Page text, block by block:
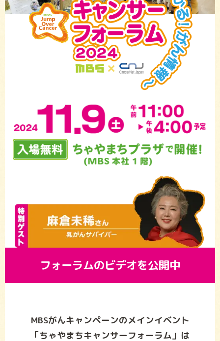
フォーラムのビデオを公開中
MBSがんキャンペーンのメインイベント
「ちゃやまちキャンサーフォーラム」は